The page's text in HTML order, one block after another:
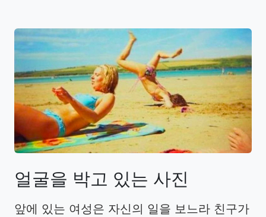
얼굴을 박고 있는 사진
앞에 있는 여성은 자신의 일을 보느라 친구가